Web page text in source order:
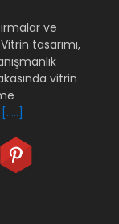
ve
tasarımı,
vitrin
[.....]